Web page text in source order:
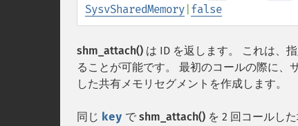
SysvSharedMemory false
shm_attach() は ID を返します。 これは、
ることが可能です。 最初のコールの際に、
した共有メモリセグメントを作成します。
同じ key で shm_attach() を 2 回コールし